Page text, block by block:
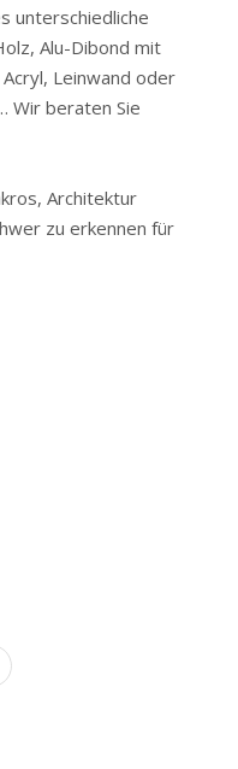
unterschiedliche
Alu-Dibond mit
Leinwand oder
Wir beraten Sie
Architektur
zu erkennen für